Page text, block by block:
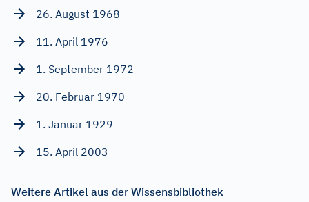
26. August 1968
11. April 1976
1. September 1972
20. Februar 1970
1. Januar 1929
15. April 2003
Weitere Artikel aus der Wissensbibliothek